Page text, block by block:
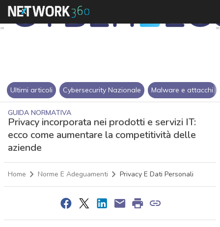
Ultimi articoli Cybersecurity Nazionale Malware e attacchi
GUIDA NORMATIVA
Privacy incorporata nei prodotti e servizi IT:
ecco come aumentare la competitività delle
aziende
Home Norme E Adeguamenti Privacy E Dati Personali